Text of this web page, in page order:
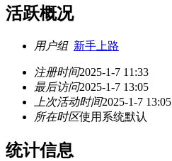
活跃概况
用户组 新手上路
注册时间2025-1-7 11:33
最后访问2025-1-7 13:05
上次活动时间2025-1-7 13:05
所在时区使用系统默认
统计信息